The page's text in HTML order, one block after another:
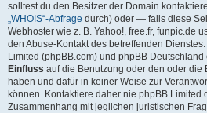
solltest du den Besitzer der Domain
„WHOIS“-Abfrage durch) oder — falls diese
Webhoster wie z. B. Yahoo!, free.fr, funpic.de
den Abuse-Kontakt des betreffenden
Limited (phpBB.com) und phpBB Deutschland
Einfluss auf die Benutzung oder den oder die
haben und dafür in keiner Weise zur
können. Kontaktiere daher nie phpBB Limited
Zusammenhang mit jeglichen juristischen